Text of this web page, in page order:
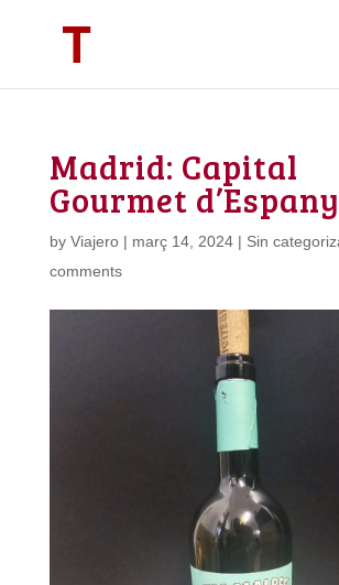
Madrid: Capital
Gourmet
by Viajero| març 14, 2024| Sin
comments